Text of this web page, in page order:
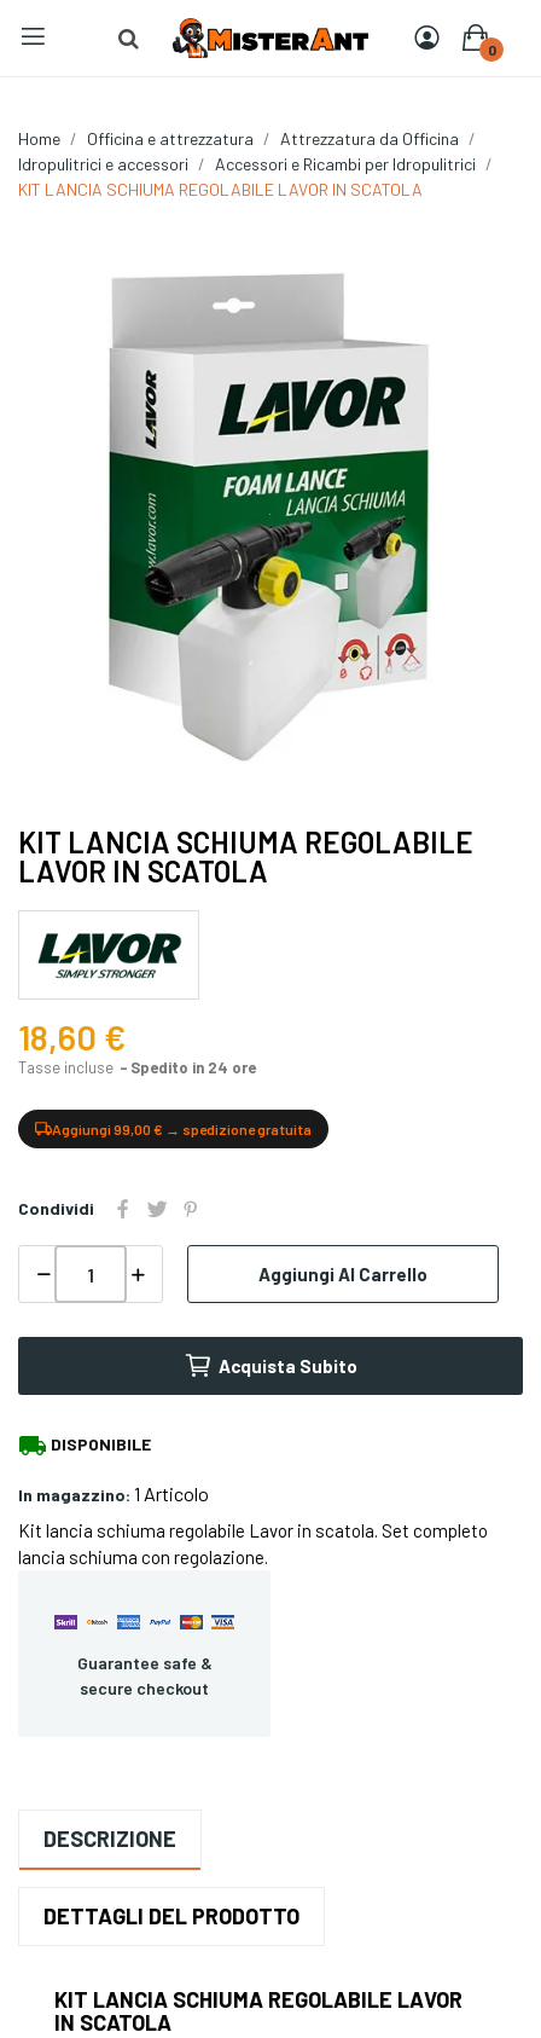
0
Home Officina e attrezzatura
Attrezzatura da Officina
Idropulitrici e accessori
Accessori e Ricambi per Idropulitrici
KIT LANCIA SCHIUMA REGOLABILE LAVOR IN SCATOLA
KIT LANCIA SCHIUMA REGOLABILE
LAVOR IN SCATOLA
18,60 €
Tasse incluse Spedito in 24 ore
Aggiungi 99,00 € → spedizione gratuita
Condividi
Aggiungi Al Carrello
Acquista Subito
local_shipping DISPONIBILE
In magazzino: 1 Articolo
Kit lancia schiuma regolabile Lavor in scatola. Set completo
lancia schiuma con regolazione.
Guarantee safe &
secure checkout
DESCRIZIONE
DETTAGLI DEL PRODOTTO
KIT LANCIA SCHIUMA REGOLABILE LAVOR
IN SCATOLA